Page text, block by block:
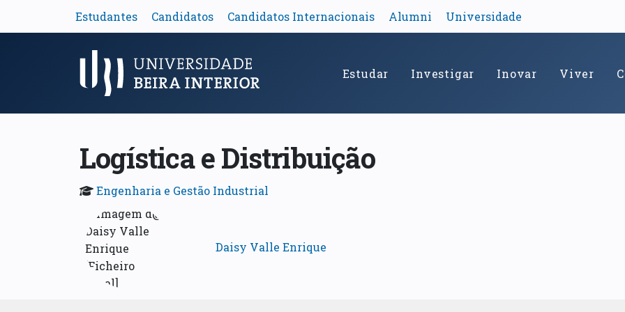
Estudantes Candidatos Candidatos Internacionais Alumni Universidade
Menu Principal Estudar Investigar Inovar Viver
Logística e Distribuição
Engenharia e Gestão Industrial
Daisy Valle Enrique